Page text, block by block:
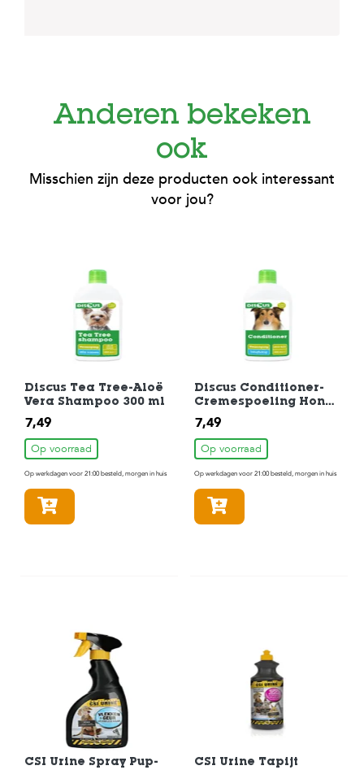
Anderen bekeken
ook
Misschien zijn deze producten ook interessant
voor jou?
Discus Tea Tree-Aloë
Vera Shampoo 300 ml
7,49
Op voorraad
Op werkdagen voor 21:00 besteld, morgen in huis
Discus Conditioner-
Cremespoeling Hond
300 ml
7,49
Op voorraad
Op werkdagen voor 21:00 besteld, morgen in huis
CSI Urine Spray Pup-
CSI Urine Tapijt